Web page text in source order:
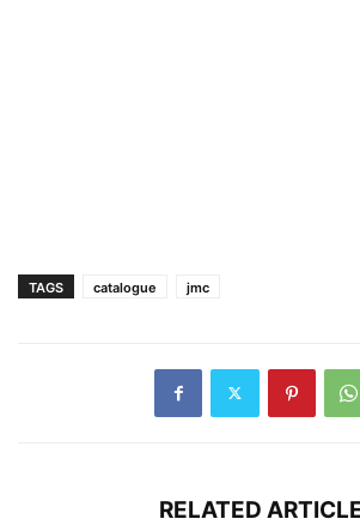
TAGS catalogue jmc
RELATED